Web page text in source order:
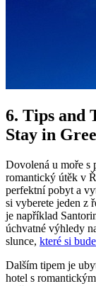
6. Tips and
Stay in
Dovolená u moře s
romantický útěk v
perfektní pobyt a
si vyberete jeden z
je například
úchvatné výhledy
slunce, které si
Dalším tipem je
hotel s